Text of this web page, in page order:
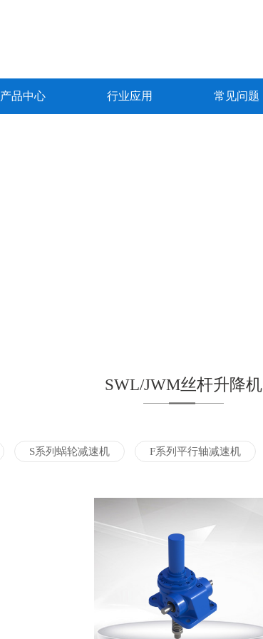
产品中心 行业应用 常见问题
SWL/JWM丝杆升降机
S系列蜗轮减速机 F系列平行轴减速机